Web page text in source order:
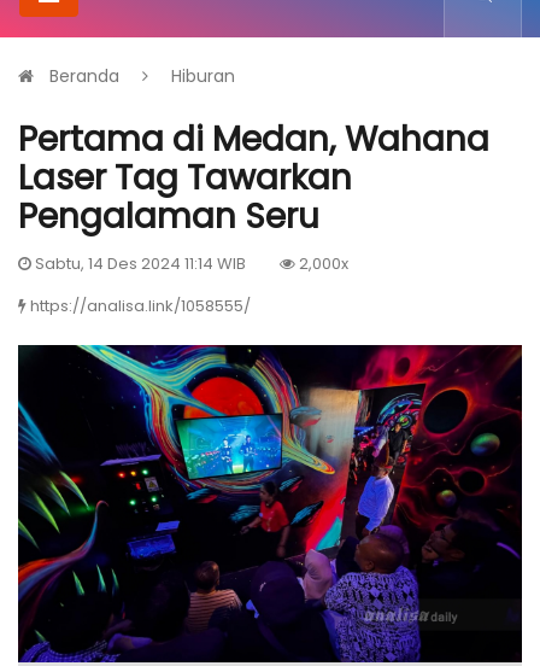
Beranda Hiburan
Pertama di Medan, Wahana
Laser Tag Tawarkan
Pengalaman Seru
Sabtu, 14 Des 2024 11:14 WIB
2,000x
https://analisa.link/1058555/